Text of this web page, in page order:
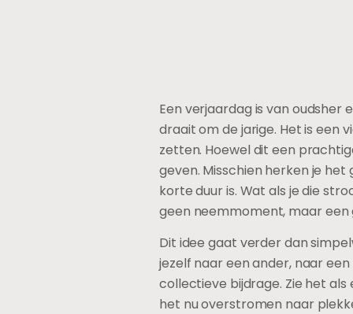
Een verjaardag is van oudsher
draait om de jarige. Het is een
zetten. Hoewel dit een
geven. Misschien herken je
korte duur is. Wat als je die
geen neemmoment, maar
Dit idee gaat verder dan
jezelf naar een ander, naar
collectieve bijdrage. Zie het
het nu overstromen naar